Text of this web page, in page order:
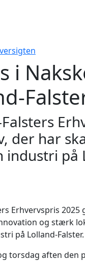
i
der har
på
Erhvervspris 2025
og stærk
på Lolland-Falster.
torsdag aften den